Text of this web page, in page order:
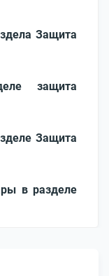
Защита
защита
Защита
в разделе